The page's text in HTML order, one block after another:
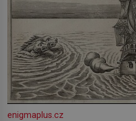
enigmaplus.cz